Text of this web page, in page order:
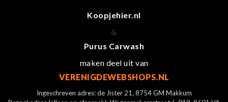
Koopjehier.nl
&
Purus Carwash
maken deel uit van
VERENIGDEWEBSHOPS.NL
Ingeschreven adres: de Jister 21, 8754 GM Makkum